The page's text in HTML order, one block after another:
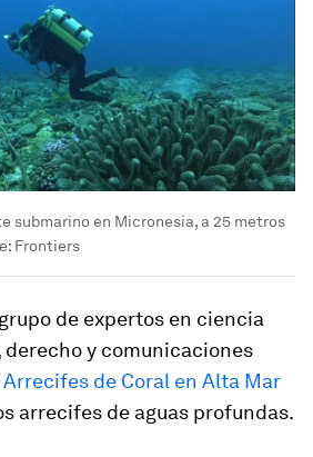
submarino en Micronesia, a 25 metros
Frontiers
de expertos en ciencia
y comunicaciones
Arrecifes de Coral en Alta Mar
arrecifes de aguas profundas.